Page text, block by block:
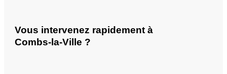
Vous intervenez rapidement à
Combs-la-Ville ?